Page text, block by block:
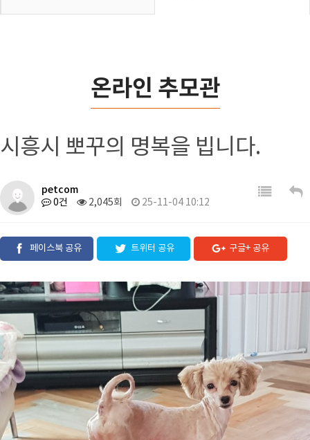
온라인 추모관
시흥시 뽀꾸의 명복을 빕니다.
petcom
0건 2,045회 25-11-04 10:12
페이스북 공유 트위터 공유 구글+ 공유